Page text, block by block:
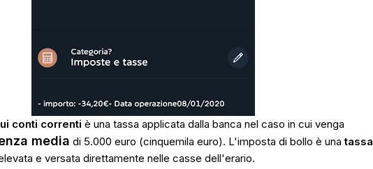
conti correnti è una tassa applicata dalla banca nel caso in cui venga
media di 5.000 euro (cinquemila euro). L'imposta di bollo è unatassa
e versata direttamente nelle casse dell'erario.